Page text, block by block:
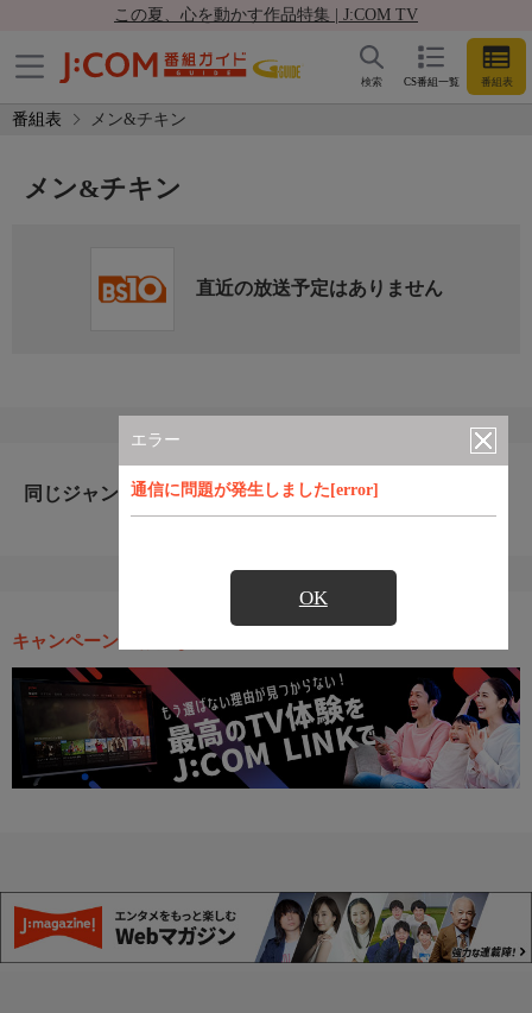
この夏、心を動かす作品特集 | J:COM TV
CS番組一覧 番組表
検索
番組表 メン&チキン
エラー
通信に問題が発生しました[error]
OK
メン&チキン
直近の放送予定はありません
同じジャンルのおすすめ番組
キャンペーン・お得な情報